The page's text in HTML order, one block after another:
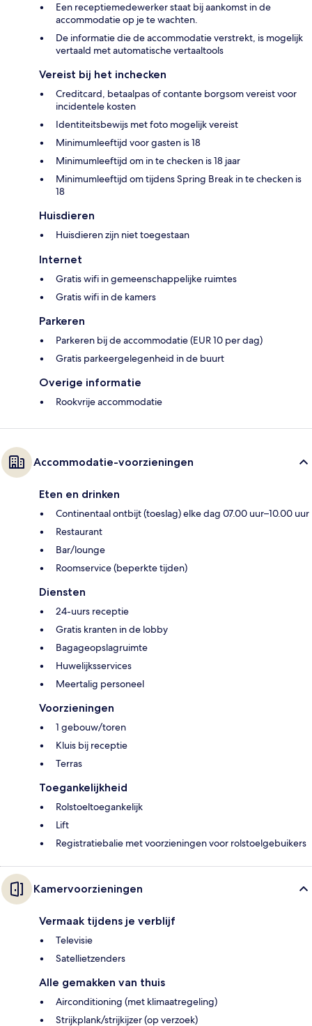
Een receptiemedewerker staat bij aankomst in de
accommodatie op je te wachten.
De informatie die de accommodatie verstrekt, is mogelijk
vertaald met automatische vertaaltools
Vereist bij het inchecken
Creditcard, betaalpas of contante borgsom vereist voor
incidentele kosten
Identiteitsbewijs met foto mogelijk vereist
Minimumleeftijd voor gasten is 18
Minimumleeftijd om in te checken is 18 jaar
Minimumleeftijd om tijdens Spring Break in te checken is
18
Huisdieren
Huisdieren zijn niet toegestaan
Internet
Gratis wifi in gemeenschappelijke ruimtes
Gratis wifi in de kamers
Parkeren
Parkeren bij de accommodatie (EUR 10 per dag)
Gratis parkeergelegenheid in de buurt
Overige informatie
Rookvrije accommodatie
Accommodatie-voorzieningen
Eten en drinken
Continentaal ontbijt (toeslag) elke dag 07.00 uur–10.00 uur
Restaurant
Bar/lounge
Roomservice (beperkte tijden)
Diensten
24-uurs receptie
Gratis kranten in de lobby
Bagageopslagruimte
Huwelijksservices
Meertalig personeel
Voorzieningen
1 gebouw/toren
Kluis bij receptie
Terras
Toegankelijkheid
Rolstoeltoegankelijk
Lift
Registratiebalie met voorzieningen voor rolstoelgebuikers
Kamervoorzieningen
Vermaak tijdens je verblijf
Televisie
Satellietzenders
Alle gemakken van thuis
Airconditioning (met klimaatregeling)
Strijkplank/strijkijzer (op verzoek)